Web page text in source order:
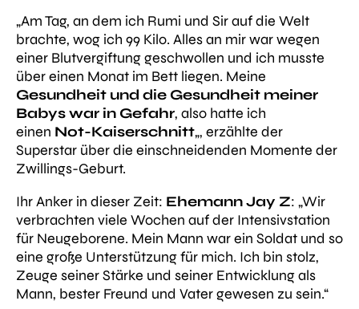
„Am Tag, an dem ich Rumi und Sir auf die Welt
brachte, wog ich 99 Kilo. Alles an mir war wegen
einer Blutvergiftung geschwollen und ich musste
über einen Monat im Bett liegen. Meine
Gesundheit und die Gesundheit meiner
Babys war in Gefahr, also hatte ich
einen Not-Kaiserschnitt„, erzählte der
Superstar über die einschneidenden Momente der
Zwillings-Geburt.
Ihr Anker in dieser Zeit: Ehemann Jay Z: „Wir
verbrachten viele Wochen auf der Intensivstation
für Neugeborene. Mein Mann war ein Soldat und so
eine große Unterstützung für mich. Ich bin stolz,
Zeuge seiner Stärke und seiner Entwicklung als
Mann, bester Freund und Vater gewesen zu sein.“